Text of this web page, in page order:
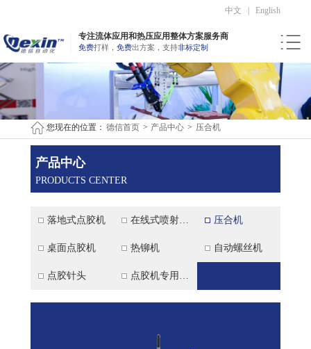
中文 English
专注流体应用和热压应用整体方案服务商
免费打样， 免费出方案，支持非标定制
您现在的位置： 德信首页 > 产品中心 > 压合机
产品中心
PRODUCTS CENTER
落地式点胶机 压合机
桌面点胶机 热铆机 自动螺丝机
点胶针头